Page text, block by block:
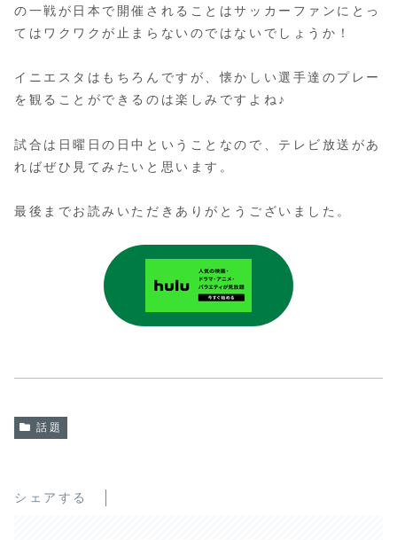
の一戦が日本で開催されることはサッカーファンにとっ
てはワクワクが止まらないのではないでしょうか！
イニエスタはもちろんですが、懐かしい選手達のプレー
を観ることができるのは楽しみですよね♪
試合は日曜日の日中ということなので、テレビ放送があ
ればぜひ見てみたいと思います。
最後までお読みいただきありがとうございました。
話題
シェアする